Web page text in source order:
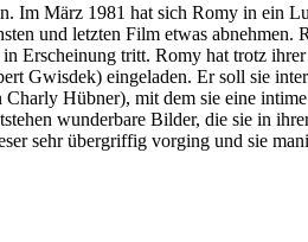
März 1981 hat sich Romy in ein
und letzten Film etwas abnehmen.
tritt. Romy hat trotz
Gwisdek) eingeladen. Er soll sie
Hübner), mit dem sie eine
wunderbare Bilder, die sie in
sehr übergriffig vorging und sie